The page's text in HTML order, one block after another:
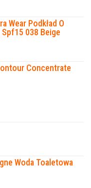
Wear Podkład O
Spf15 038 Beige
Concentrate
Woda Toaletowa